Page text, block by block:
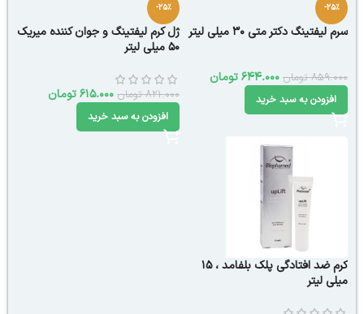
-25%
سرم لیفتینگ دکتر متی 30 میلی لیتر
859.000 تومان 644.000تومان
افزودن به سبد خرید
-25%
ژل کرم لیفتینگ و جوان کننده میریک
50 میلی لیتر
821.000 تومان 615.000تومان
افزودن به سبد خرید
کرم ضد افتادگی پلک بلفامد ، ۱۵
میلی لیتر